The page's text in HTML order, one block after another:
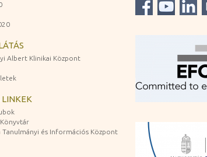
Albert Klinikai Központ
LINKEK
Tanulmányi és Információs Központ